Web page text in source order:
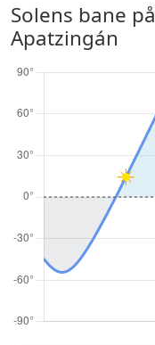
Solens bane på
Apatzingán